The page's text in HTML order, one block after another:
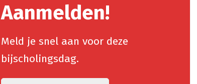
Aanmelden!
Meld je snel aan voor deze
bijscholingsdag.